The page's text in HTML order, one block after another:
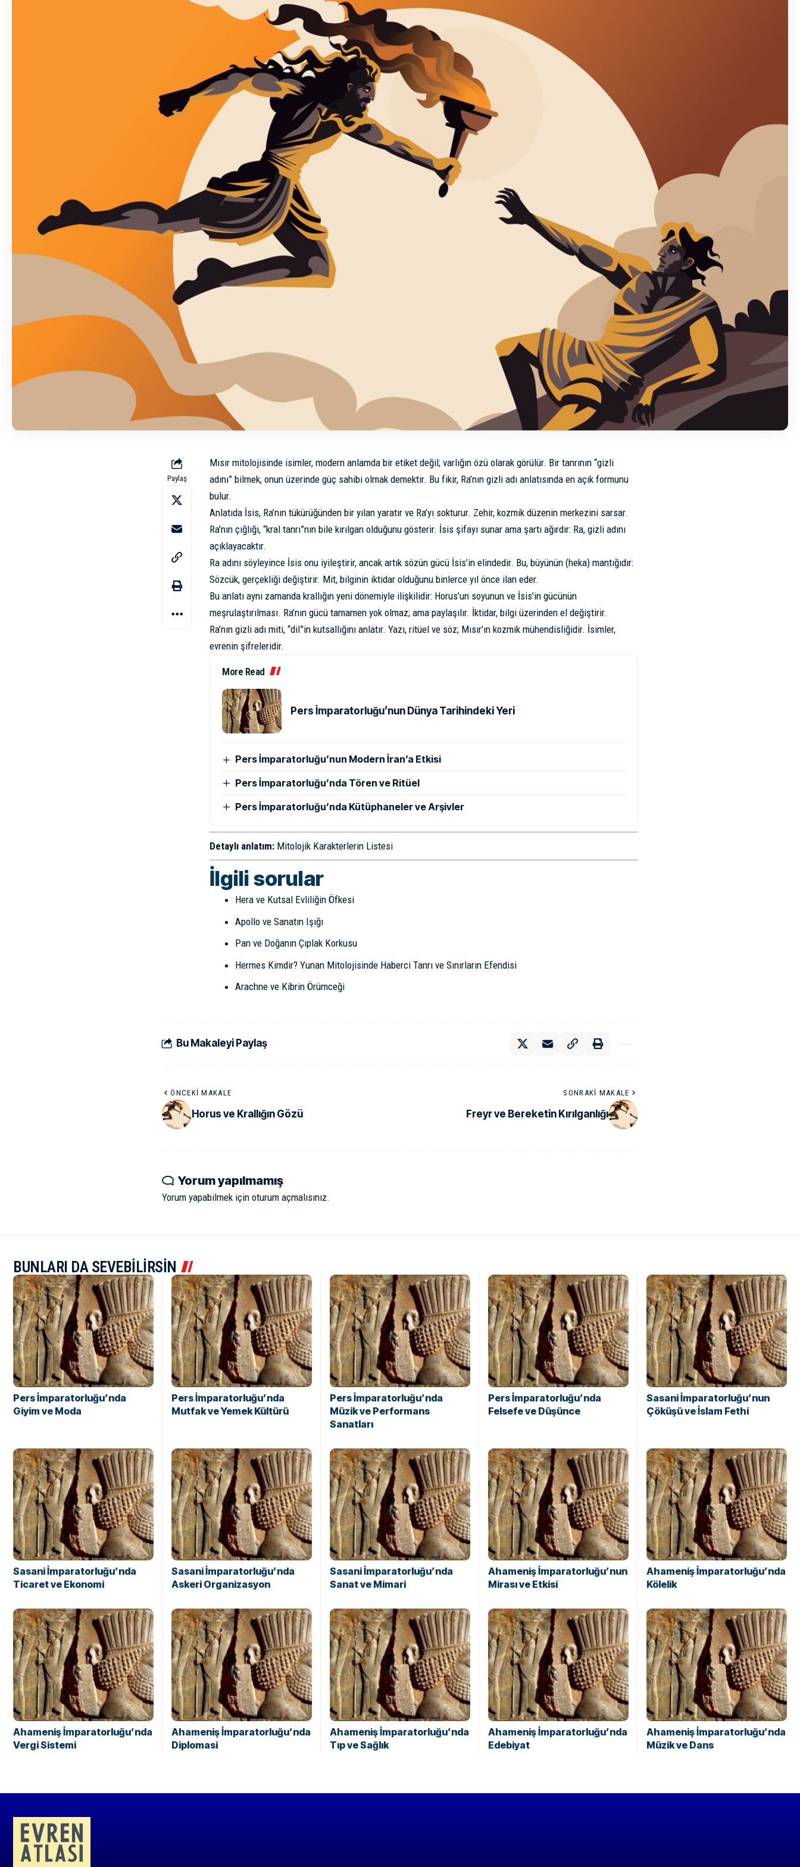
Paylaş
Mısır mitolojisinde isimler, modern anlamda bir etiket değil; varlığın özü olarak görülür. Bir tanrının “gizli
adını” bilmek, onun üzerinde güç sahibi olmak demektir. Bu fikir, Ra’nın gizli adı anlatısında en açık formunu
bulur.
Anlatıda İsis, Ra’nın tükürüğünden bir yılan yaratır ve Ra’yı sokturur. Zehir, kozmik düzenin merkezini sarsar.
Ra’nın çığlığı, “kral tanrı”nın bile kırılgan olduğunu gösterir. İsis şifayı sunar ama şartı ağırdır: Ra, gizli adını
açıklayacaktır.
Ra adını söyleyince İsis onu iyileştirir, ancak artık sözün gücü İsis’in elindedir. Bu, büyünün (heka) mantığıdır:
Sözcük, gerçekliği değiştirir. Mit, bilginin iktidar olduğunu binlerce yıl önce ilan eder.
Bu anlatı aynı zamanda krallığın yeni dönemiyle ilişkilidir: Horus’un soyunun ve İsis’in gücünün
meşrulaştırılması. Ra’nın gücü tamamen yok olmaz; ama paylaşılır. İktidar, bilgi üzerinden el değiştirir.
Ra’nın gizli adı miti, “dil”in kutsallığını anlatır. Yazı, ritüel ve söz; Mısır’ın kozmik mühendisliğidir. İsimler,
evrenin şifreleridir.
More Read
Pers İmparatorluğu’nun Dünya Tarihindeki Yeri
Pers İmparatorluğu’nun Modern İran’a Etkisi
Pers İmparatorluğu’nda Tören ve Ritüel
Pers İmparatorluğu’nda Kütüphaneler ve Arşivler
Detaylı anlatım: Mitolojik Karakterlerin Listesi
İlgili sorular
Hera ve Kutsal Evliliğin Öfkesi
Apollo ve Sanatın Işığı
Pan ve Doğanın Çıplak Korkusu
Hermes Kimdir? Yunan Mitolojisinde Haberci Tanrı ve Sınırların Efendisi
Arachne ve Kibrin Örümceği
Bu Makaleyi Paylaş
ÖNCEKI MAKALE
Horus ve Krallığın Gözü
SONRAKI MAKALE
Freyr ve Bereketin Kırılganlığı
Yorum yapılmamış
Yorum yapabilmek için oturum açmalısınız.
BUNLARI DA SEVEBİLİRSİN
Pers İmparatorluğu’nda
Giyim ve Moda
Pers İmparatorluğu’nda
Mutfak ve Yemek Kültürü
Pers İmparatorluğu’nda
Müzik ve Performans
Sanatları
Pers İmparatorluğu’nda
Felsefe ve Düşünce
Sasani İmparatorluğu’nun
Çöküşü ve İslam Fethi
Sasani İmparatorluğu’nda
Ticaret ve Ekonomi
Sasani İmparatorluğu’nda
Askeri Organizasyon
Sasani İmparatorluğu’nda
Sanat ve Mimari
Ahameniş İmparatorluğu’nun
Mirası ve Etkisi
Ahameniş İmparatorluğu’nda
Kölelik
Ahameniş İmparatorluğu’nda
Vergi Sistemi
Ahameniş İmparatorluğu’nda
Diplomasi
Ahameniş İmparatorluğu’nda
Tıp ve Sağlık
Ahameniş İmparatorluğu’nda
Edebiyat
Ahameniş İmparatorluğu’nda
Müzik ve Dans